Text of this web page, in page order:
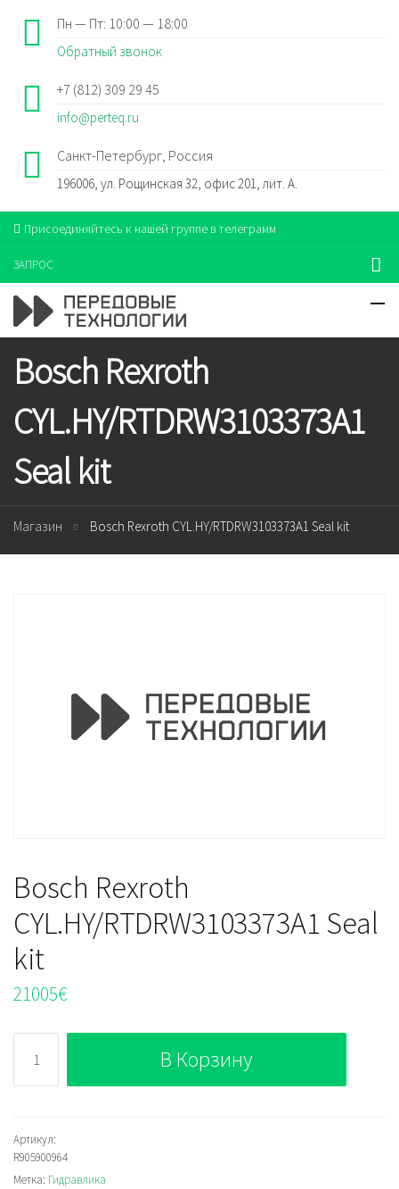
Пн — Пт: 10:00 — 18:00
Обратный звонок
+7 (812) 309 29 45
info@perteq.ru
Санкт-Петербург, Россия
196006, ул. Рощинская 32, офис 201, лит. А.
Присоединяйтесь к нашей группе в телеграмм
ЗАПРОС
Bosch Rexroth
CYL.HY/RTDRW3103373A1
Seal kit
Магазин Bosch Rexroth CYL.HY/RTDRW3103373A1 Seal kit
Bosch Rexroth
CYL.HY/RTDRW3103373A1 Seal
kit
21005€
Bosch
Rexroth
CYL.HY/RTDRW3103373A1
Seal
kit
В Корзину
Артикул:
R905900964
Метка: Гидравлика